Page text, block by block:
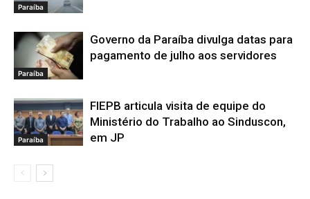
Paraíba
Paraíba
Governo da Paraíba divulga datas para
pagamento de julho aos servidores
Paraíba
FIEPB articula visita de equipe do
Ministério do Trabalho ao Sinduscon,
em JP